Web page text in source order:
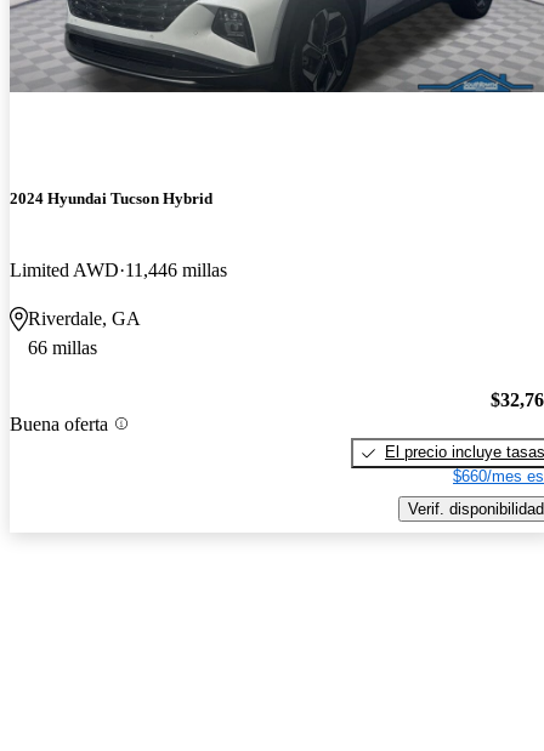
2024 Hyundai Tucson Hybrid
Limited AWD 11,446 millas
Riverdale, GA
66 millas
Buena oferta
El precio incluye tasas
$660/mes
Verif. disponibilidad